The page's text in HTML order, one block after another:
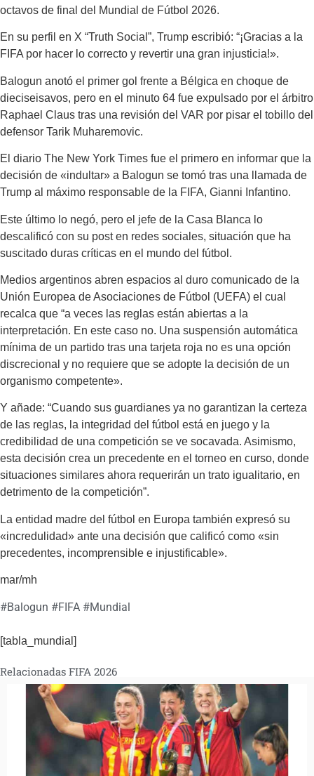
octavos de final del Mundial de Fútbol 2026.
En su perfil en X “Truth Social”, Trump escribió: “¡Gracias a la
FIFA por hacer lo correcto y revertir una gran injusticia!».
Balogun anotó el primer gol frente a Bélgica en choque de
dieciseisavos, pero en el minuto 64 fue expulsado por el árbitro
Raphael Claus tras una revisión del VAR por pisar el tobillo del
defensor Tarik Muharemovic.
El diario The New York Times fue el primero en informar que la
decisión de «indultar» a Balogun se tomó tras una llamada de
Trump al máximo responsable de la FIFA, Gianni Infantino.
Este último lo negó, pero el jefe de la Casa Blanca lo
descalificó con su post en redes sociales, situación que ha
suscitado duras críticas en el mundo del fútbol.
Medios argentinos abren espacios al duro comunicado de la
Unión Europea de Asociaciones de Fútbol (UEFA) el cual
recalca que “a veces las reglas están abiertas a la
interpretación. En este caso no. Una suspensión automática
mínima de un partido tras una tarjeta roja no es una opción
discrecional y no requiere que se adopte la decisión de un
organismo competente».
Y añade: “Cuando sus guardianes ya no garantizan la certeza
de las reglas, la integridad del fútbol está en juego y la
credibilidad de una competición se ve socavada. Asimismo,
esta decisión crea un precedente en el torneo en curso, donde
situaciones similares ahora requerirán un trato igualitario, en
detrimento de la competición”.
La entidad madre del fútbol en Europa también expresó su
«incredulidad» ante una decisión que calificó como «sin
precedentes, incomprensible e injustificable».
mar/mh
#Balogun #FIFA #Mundial
[tabla_mundial]
Relacionadas FIFA 2026